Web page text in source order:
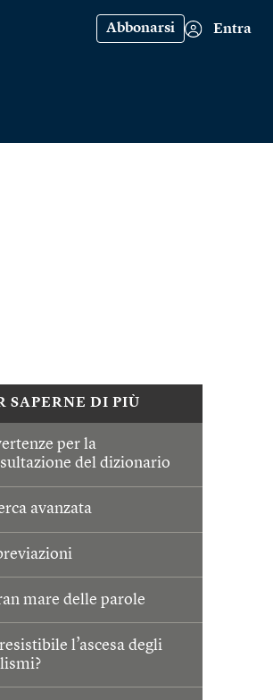
Abbonarsi Entra
SAPERNE DI PIÙ
per la
del dizionario
avanzata
mare delle parole
l’ascesa degli